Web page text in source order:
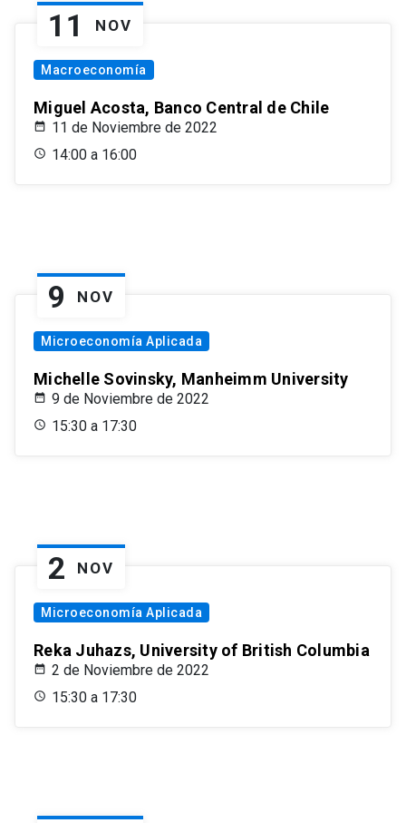
11 NOV
Macroeconomía
Miguel Acosta, Banco Central de Chile
11 de Noviembre de 2022
14:00 a 16:00
9 NOV
Microeconomía Aplicada
Michelle Sovinsky, Manheimm University
9 de Noviembre de 2022
15:30 a 17:30
2 NOV
Microeconomía Aplicada
Reka Juhazs, University of British Columbia
2 de Noviembre de 2022
15:30 a 17:30